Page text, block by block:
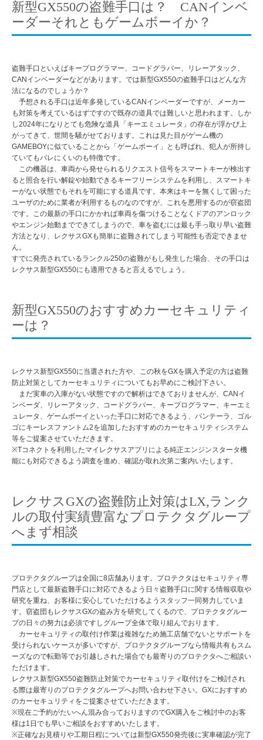
新型GX550の盗難手口は？ CANインベ
ーダーそれともゲームボーイか？
盗難手口といえばキープログラマー、コードグラバー、リレーアタック、
CANインベーダーなどがあります。では新型GX550の盗難手口はどんな方
法になるのでしょうか？
予想される手口は近年多発しているCANインベーダーですが、メーカー
も対策を考えているはずですので既存の道具では難しいと思われます。しか
し2024年になりとても危険な道具「キーエミュレータ」の存在が浮かび上
がってきて、世間を騒がせております。これは見た目がゲーム機の
GAMEBOYに似ていることから「ゲームボーイ」とも呼ばれ、犯人が所持し
ていてもバレにくいのも特徴です。
この機器は、車両から発せられるリクエスト信号をスマートキーが検出す
ると照合を行い解錠や始動できるキーフリーシステムを利用し、スマートキ
ーがない状態でもそれを可能にする道具です。本来はキーを無くして困った
ユーザのために業者が利用するものなのですが、これを悪用するのが窃盗団
です。この最新の手口にかかれば車両を傷つけることなくドアのアンロック
やエンジン始動までできてしまうので、車を盗むには最も手っ取り早い盗難
方法となり、レクサスGXも簡単に盗難されてしまう可能性も否定できませ
ん。
すでに発売されているランクル250の盗難がもし発生した場合、その手口は
レクサス新型GX550にも適用できると言えるでしょう。
新型GX550のおすすめカーセキュリティ
ーは？
レクサス新型GX550に当選された方や、この秋をGXを購入予定の方は盗難
防止対策としてカーセキュリティについてもお早めにご検討下さい。
まだ実車の入庫がない状態ですので解析はできておりませんが、CANイ
ンベーダ、リレーアタック、コードグラバー、キープログラマー、キーエミ
ュレータ、ゲームボーイといった手口に対応できるよう、パンテーラ、ゴル
ゴにキーレスファントム2を追加したおすすめのカーセキュリティシステム
等をご提案させていただきます。
※Tコネクトを利用したマイレクサスアプリによる純正エンジンスタータ機
能にも対応できるよう調査を進め、確認が取れ次第ご案内いたします。
レクサスGXの盗難防止対策はLX,ランク
ルの取付実績豊富なプロテクタグループ
へまず相談
プロテクタグループは全国に8店舗あります。プロテクタはセキュリティ専
門店として最新盗難手口に対応できるよう日々盗難手口に関する情報収取や
研究を重ね、お客様に安心していただけるようスタッフ一同努力していま
す。窃盗団もレクサスGXの盗み方を研究してくるので、プロテクタグルー
プの日々の努力は必須ですしグループ全体で取り組んでおります。
カーセキュリティの取付け作業は複雑なため施工店舗でないとサポートを
受けられないケースが多いですが、プロテクタグループなら情報共有もスム
ーズなので転勤等でお引越しされた場合でも最寄りのプロテクタへご相談い
ただけます。
レクサス新型GX550盗難防止対策でカーセキュリティ取付けをご検討され
る際は最寄りのプロテクタグループへお問い合わせ下さい。GXにおすすめ
のカーセキュリティをご提案させていただきます。
※現在ご予約がたいへん混み合っておりますのでGX購入をご検討中のお客
様は1日でも早いご相談をおすすめいたします。
※正確なお見積りや工期日程については新型GX550発売後に実車確認が完了